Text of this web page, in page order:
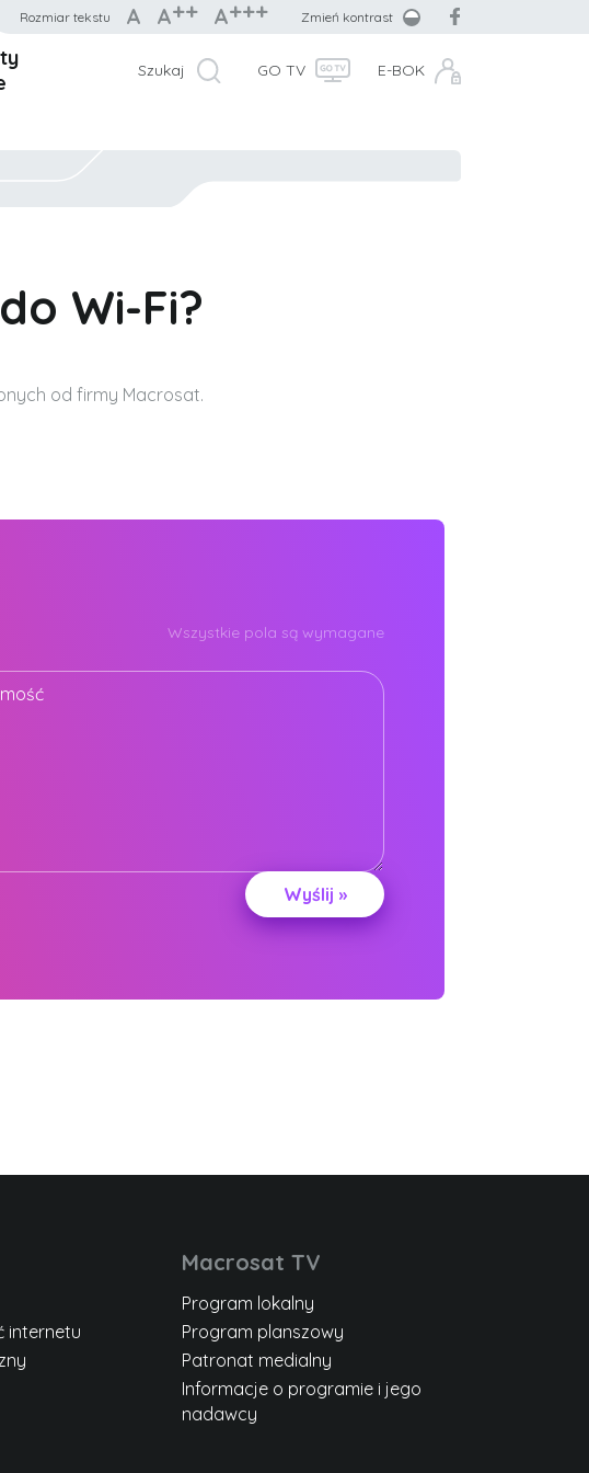
Rozmiar tekstu A A++ A+++ Zmień kontrast
Szukaj GO TV E-BOK
Wi-Fi?
od firmy Macrosat.
Wszystkie pola są wymagane
internetu
Macrosat TV
Program lokalny
Program planszowy
Patronat medialny
Informacje o programie i jego
nadawcy